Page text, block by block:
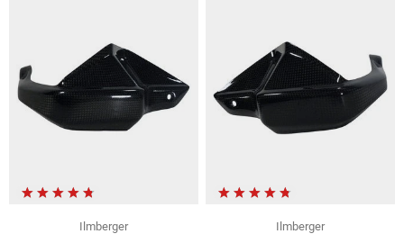
Ilmberger
Ilmberger